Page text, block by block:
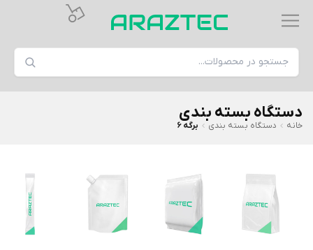
دستگاه بسته بندی
خانه دستگاه بسته بندی برگه 6